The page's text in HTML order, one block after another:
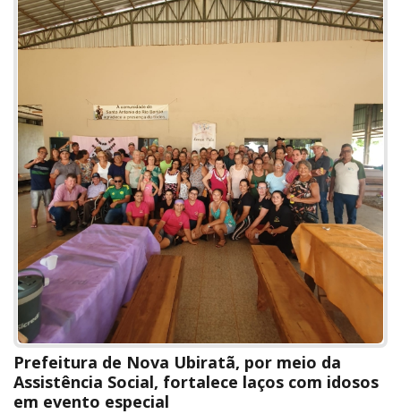
Prefeitura de Nova Ubiratã, por meio da
Assistência Social, fortalece laços com idosos
em evento especial